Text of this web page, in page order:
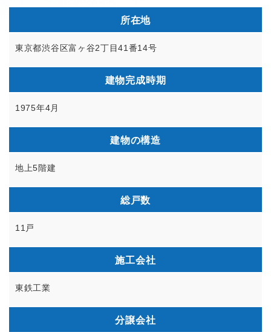
所在地
東京都渋谷区富ヶ谷2丁目41番14号
建物完成時期
1975年4月
建物の構造
地上5階建
総戸数
11戸
施工会社
東鉄工業
分譲会社